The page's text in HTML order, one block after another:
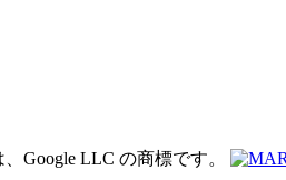
Google LLC の商標です。